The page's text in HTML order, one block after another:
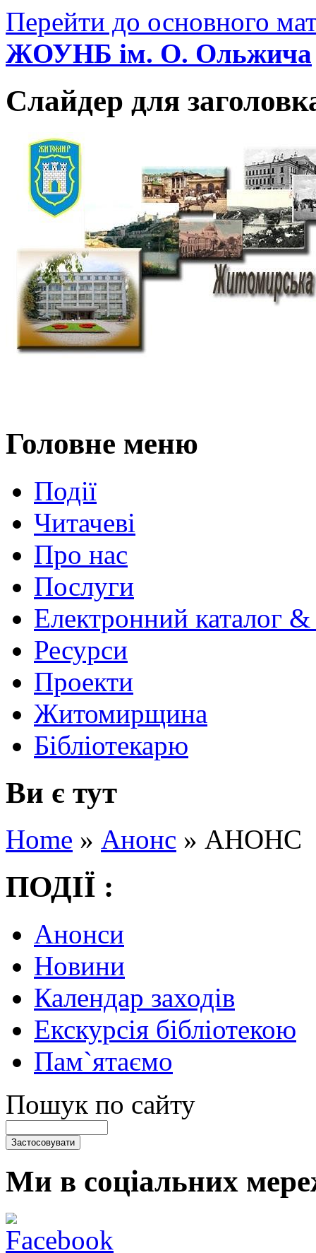
Перейти до основного
ЖОУНБ ім. О. Ольжича
Слайдер для
Головне меню
Події
Читачеві
Про нас
Послуги
Електронний каталог
Ресурси
Проекти
Житомирщина
Бібліотекарю
Ви є тут
Home » Анонс » АНОНС
ПОДІЇ :
Анонси
Новини
Календар заходів
Екскурсія бібліотекою
Пам`ятаємо
Пошук по сайту
Ми в соціальних